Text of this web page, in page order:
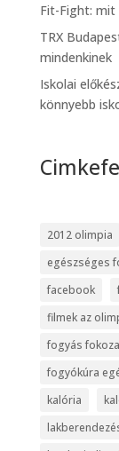
Fit-Fight: mit
TRX
mindenkinek
Iskolai
könnyebb
2012 olimpia
egészséges
facebook
filmek az
fogyás
fogyókúra
kalória